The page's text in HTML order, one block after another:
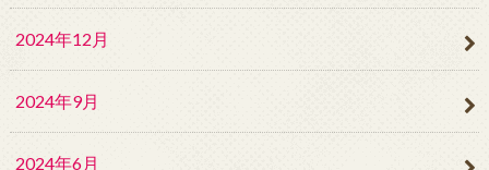
2024年12月
2024年9月
2024年6月